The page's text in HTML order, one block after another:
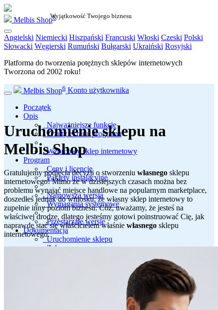
Wyjątkowość Twojego biznesu
Melbis Shop6
Angielski Niemiecki Hiszpański Francuski Włoski Czeski Polski
Słowacki Węgierski Rumuński Bułgarski Ukraiński Rosyjski
Platforma do tworzenia potężnych sklepów internetowych
Tworzona od 2002 roku!
Melbis Shop6 Konto użytkownika
Początek
Opis
Najważniejsze funkcje
Zrzuty ekranu programu
Wzorcowy sklep internetowy
Program
Ceny i licencje
Pakiety instalacyjne
Najnowsza wersja
Wymagania systemowe
Przestarzałe wersje
Dokumentacja
Uruchomienie sklepu
Zakup serwera
Uruchomienie sklepu na
Melbis Shop
Gratulujemy podjęcia decyzji o stworzeniu własnego sklepu
internetowego! Mimo że w dzisiejszych czasach można bez
problemu wynająć miejsce handlowe na popularnym marketplace,
doszedłeś jednak do wniosku, że własny sklep internetowy to
zupełnie inny poziom biznesu. Cóż, uważamy, że jesteś na
właściwej drodze, dlatego jesteśmy gotowi poinstruować Cię, jak
naprawdę stać się właścicielem właśnie własnego sklepu
internetowego.